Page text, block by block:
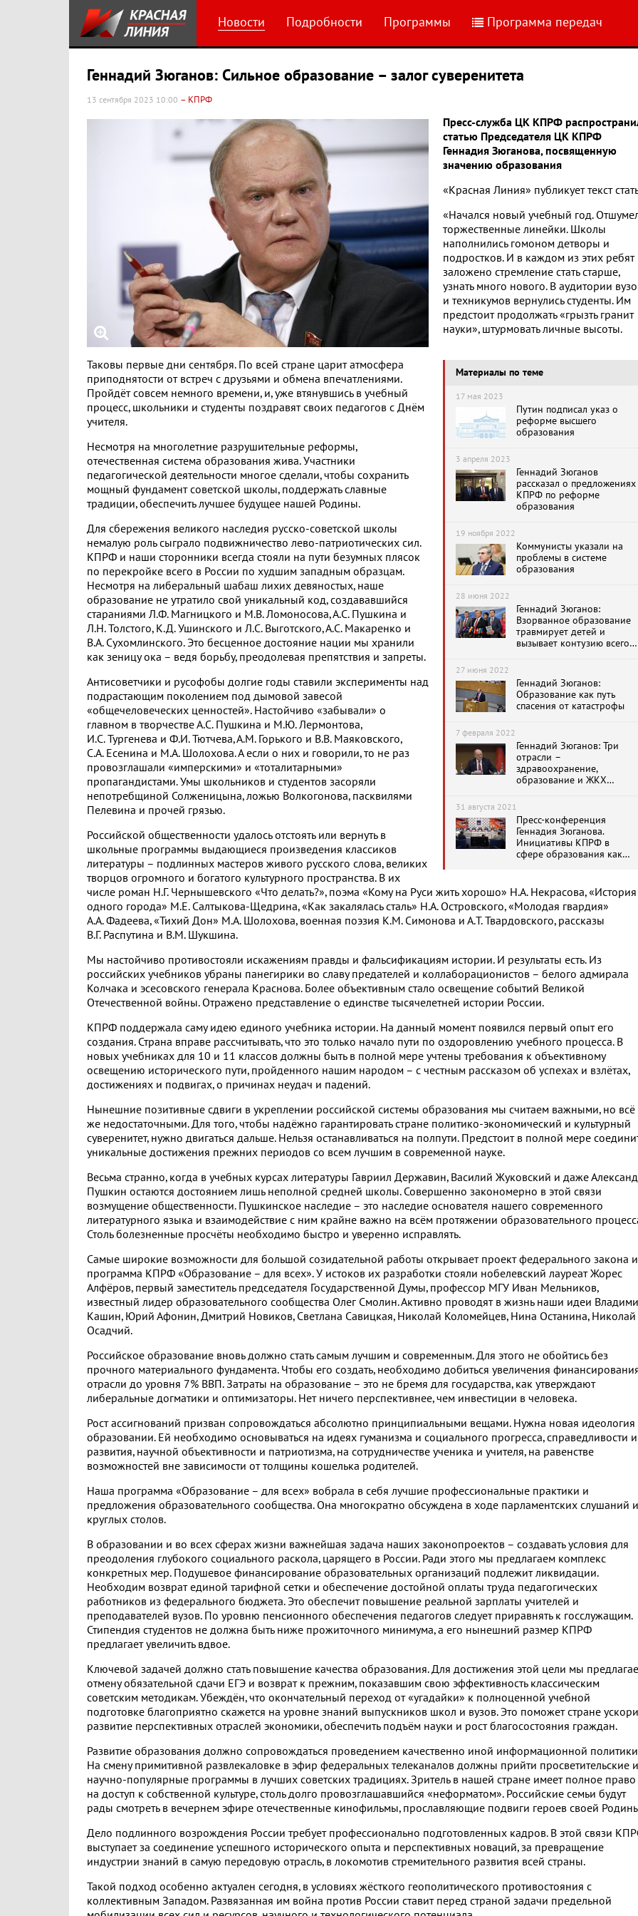
Новости Подробности Программы Программа передач
Геннадий Зюганов: Сильное образование – залог суверенитета
13 сентября 2023 10:00 – КПРФ
Пресс-служба ЦК КПРФ
статью Председателя ЦК КПРФ
Геннадия Зюганова, посвященную
значению образования
«Красная Линия» публикует текст
Материалы по теме
17 мая 2023
Путин подписал указ о
реформе высшего
образования
3 апреля 2023
Геннадий Зюганов
рассказал о предложениях
КПРФ по реформе
образования
19 ноября 2022
Коммунисты указали на
проблемы в системе
образования
28 июня 2022
Геннадий Зюганов:
Взорванное образование
травмирует детей и
вызывает контузию всего
27 июня 2022
Геннадий Зюганов:
Образование как путь
спасения от катастрофы
7 февраля 2022
Геннадий Зюганов: Три
отрасли –
здравоохранение,
образование и ЖКХ
31 августа 2021
Пресс-конференция
Геннадия Зюганова.
Инициативы КПРФ в
сфере образования как
страны. Онлайн
трансляция
«Начался новый учебный год.
торжественные линейки. Школы
наполнились гомоном детворы и
подростков. И в каждом из этих ребят
заложено стремление стать старше,
узнать много нового. В аудитории
и техникумов вернулись студенты. Им
предстоит продолжать «грызть гранит
науки», штурмовать личные высоты.
Таковы первые дни сентября. По всей стране царит атмосфера
приподнятости от встреч с друзьями и обмена впечатлениями.
Пройдёт совсем немного времени, и, уже втянувшись в учебный
процесс, школьники и студенты поздравят своих педагогов с Днём
учителя.
Несмотря на многолетние разрушительные реформы,
отечественная система образования жива. Участники
педагогической деятельности многое сделали, чтобы сохранить
мощный фундамент советской школы, поддержать славные
традиции, обеспечить лучшее будущее нашей Родины.
Для сбережения великого наследия русско-советской школы
немалую роль сыграло подвижничество лево-патриотических сил.
КПРФ и наши сторонники всегда стояли на пути безумных плясок
по перекройке всего в России по худшим западным образцам.
Несмотря на либеральный шабаш лихих девяностых, наше
образование не утратило свой уникальный код, создававшийся
стараниями Л.Ф. Магницкого и М.В. Ломоносова, А.С. Пушкина и
Л.Н. Толстого, К.Д. Ушинского и Л.С. Выготского, А.С. Макаренко и
В.А. Сухомлинского. Это бесценное достояние нации мы хранили
как зеницу ока – ведя борьбу, преодолевая препятствия и запреты.
Антисоветчики и русофобы долгие годы ставили эксперименты над
подрастающим поколением под дымовой завесой
«общечеловеческих ценностей». Настойчиво «забывали» о
главном в творчестве А.С. Пушкина и М.Ю. Лермонтова,
И.С. Тургенева и Ф.И. Тютчева, А.М. Горького и В.В. Маяковского,
С.А. Есенина и М.А. Шолохова. А если о них и говорили, то не раз
провозглашали «имперскими» и «тоталитарными»
пропагандистами. Умы школьников и студентов засоряли
непотребщиной Солженицына, ложью Волкогонова, пасквилями
Пелевина и прочей грязью.
Российской общественности удалось отстоять или вернуть в
школьные программы выдающиеся произведения классиков
литературы – подлинных мастеров живого русского слова, великих
творцов огромного и богатого культурного пространства. В их
числе роман Н.Г. Чернышевского «Что делать?», поэма «Кому на Руси жить хорошо» Н.А. Некрасова, «История
одного города» М.Е. Салтыкова-Щедрина, «Как закалялась сталь» Н.А. Островского, «Молодая гвардия»
А.А. Фадеева, «Тихий Дон» М.А. Шолохова, военная поэзия К.М. Симонова и А.Т. Твардовского, рассказы
В.Г. Распутина и В.М. Шукшина.
Мы настойчиво противостояли искажениям правды и фальсификациям истории. И результаты есть. Из
российских учебников убраны панегирики во славу предателей и коллаборационистов – белого адмирала
Колчака и эсесовского генерала Краснова. Более объективным стало освещение событий Великой
Отечественной войны. Отражено представление о единстве тысячелетней истории России.
КПРФ поддержала саму идею единого учебника истории. На данный момент появился первый опыт его
создания. Страна вправе рассчитывать, что это только начало пути по оздоровлению учебного процесса. В
новых учебниках для 10 и 11 классов должны быть в полной мере учтены требования к объективному
освещению исторического пути, пройденного нашим народом – с честным рассказом об успехах и взлётах,
достижениях и подвигах, о причинах неудач и падений.
Нынешние позитивные сдвиги в укреплении российской системы образования мы считаем важными, но всё
же недостаточными. Для того, чтобы надёжно гарантировать стране политико-экономический и культурный
суверенитет, нужно двигаться дальше. Нельзя останавливаться на полпути. Предстоит в полной мере
уникальные достижения прежних периодов со всем лучшим в современной науке.
Весьма странно, когда в учебных курсах литературы Гавриил Державин, Василий Жуковский и даже
Пушкин остаются достоянием лишь неполной средней школы. Совершенно закономерно в этой связи
возмущение общественности. Пушкинское наследие – это наследие основателя нашего современного
литературного языка и взаимодействие с ним крайне важно на всём протяжении образовательного
Столь болезненные просчёты необходимо быстро и уверенно исправлять.
Самые широкие возможности для большой созидательной работы открывает проект федерального закона и
программа КПРФ «Образование – для всех». У истоков их разработки стояли нобелевский лауреат Жорес
Алфёров, первый заместитель председателя Государственной Думы, профессор МГУ Иван Мельников,
известный лидер образовательного сообщества Олег Смолин. Активно проводят в жизнь наши идеи
Кашин, Юрий Афонин, Дмитрий Новиков, Светлана Савицкая, Николай Коломейцев, Нина Останина, Николай
Осадчий.
Российское образование вновь должно стать самым лучшим и современным. Для этого не обойтись без
прочного материального фундамента. Чтобы его создать, необходимо добиться увеличения
отрасли до уровня 7% ВВП. Затраты на образование – это не бремя для государства, как утверждают
либеральные догматики и оптимизаторы. Нет ничего перспективнее, чем инвестиции в человека.
Рост ассигнований призван сопровождаться абсолютно принципиальными вещами. Нужна новая идеология
образовании. Ей необходимо основываться на идеях гуманизма и социального прогресса, справедливости и
развития, научной объективности и патриотизма, на сотрудничестве ученика и учителя, на равенстве
возможностей вне зависимости от толщины кошелька родителей.
Наша программа «Образование – для всех» вобрала в себя лучшие профессиональные практики и
предложения образовательного сообщества. Она многократно обсуждена в ходе парламентских слушаний и
круглых столов.
В образовании и во всех сферах жизни важнейшая задача наших законопроектов – создавать условия для
преодоления глубокого социального раскола, царящего в России. Ради этого мы предлагаем комплекс
конкретных мер. Подушевое финансирование образовательных организаций подлежит ликвидации.
Необходим возврат единой тарифной сетки и обеспечение достойной оплаты труда педагогических
работников из федерального бюджета. Это обеспечит повышение реальной зарплаты учителей и
преподавателей вузов. По уровню пенсионного обеспечения педагогов следует приравнять к госслужащим.
Стипендия студентов не должна быть ниже прожиточного минимума, а его нынешний размер КПРФ
предлагает увеличить вдвое.
Ключевой задачей должно стать повышение качества образования. Для достижения этой цели мы
отмену обязательной сдачи ЕГЭ и возврат к прежним, показавшим свою эффективность классическим
советским методикам. Убеждён, что окончательный переход от «угадайки» к полноценной учебной
подготовке благоприятно скажется на уровне знаний выпускников школ и вузов. Это поможет стране
развитие перспективных отраслей экономики, обеспечить подъём науки и рост благосостояния граждан.
Развитие образования должно сопровождаться проведением качественно иной информационной
На смену примитивной развлекаловке в эфир федеральных телеканалов должны прийти просветительские и
научно-популярные программы в лучших советских традициях. Зритель в нашей стране имеет полное право
на доступ к собственной культуре, столь долго провозглашавшийся «неформатом». Российские семьи будут
рады смотреть в вечернем эфире отечественные кинофильмы, прославляющие подвиги героев своей
Дело подлинного возрождения России требует профессионально подготовленных кадров. В этой связи
выступает за соединение успешного исторического опыта и перспективных новаций, за превращение
индустрии знаний в самую передовую отрасль, в локомотив стремительного развития всей страны.
Такой подход особенно актуален сегодня, в условиях жёсткого геополитического противостояния с
коллективным Западом. Развязанная им война против России ставит перед страной задачи предельной